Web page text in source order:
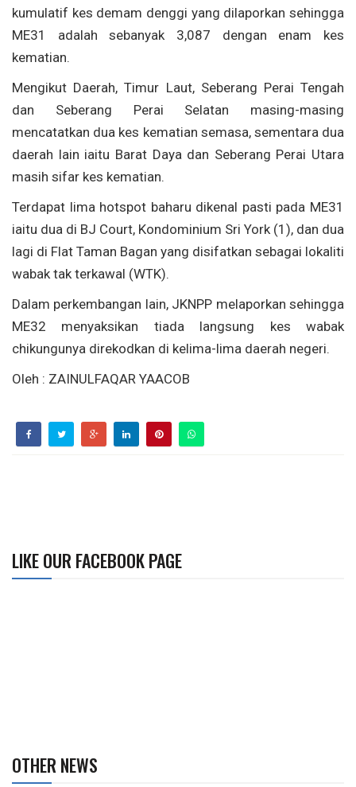
kumulatif kes demam denggi yang dilaporkan sehingga
ME31 adalah sebanyak 3,087 dengan enam kes
kematian.
Mengikut Daerah, Timur Laut, Seberang Perai Tengah
dan Seberang Perai Selatan masing-masing
mencatatkan dua kes kematian semasa, sementara dua
daerah lain iaitu Barat Daya dan Seberang Perai Utara
masih sifar kes kematian.
Terdapat lima hotspot baharu dikenal pasti pada ME31
iaitu dua di BJ Court, Kondominium Sri York (1), dan dua
lagi di Flat Taman Bagan yang disifatkan sebagai lokaliti
wabak tak terkawal (WTK).
Dalam perkembangan lain, JKNPP melaporkan sehingga
ME32 menyaksikan tiada langsung kes wabak
chikungunya direkodkan di kelima-lima daerah negeri.
Oleh : ZAINULFAQAR YAACOB
LIKE OUR FACEBOOK PAGE
OTHER NEWS